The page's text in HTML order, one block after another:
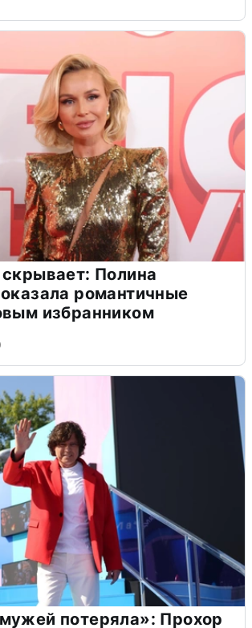
Полина
романтичные
избранником
потеряла»: Прохор